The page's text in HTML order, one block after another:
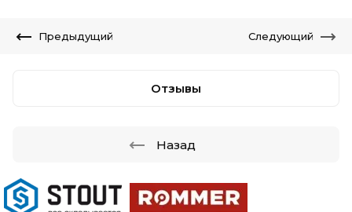
Предыдущий Следующий
Отзывы
Назад